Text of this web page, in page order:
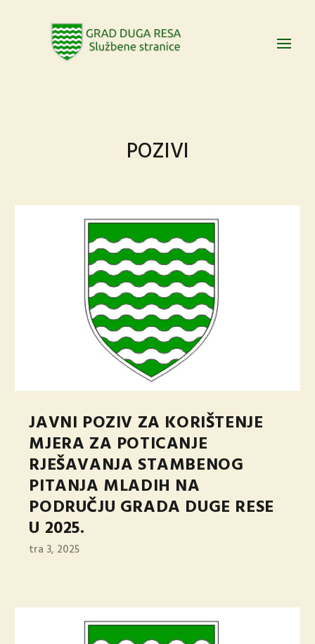
POZIVI
JAVNI POZIV ZA KORIŠTENJE
MJERA ZA POTICANJE
RJEŠAVANJA STAMBENOG
PITANJA MLADIH NA
PODRUČJU GRADA DUGE RESE
U 2025.
tra 3, 2025